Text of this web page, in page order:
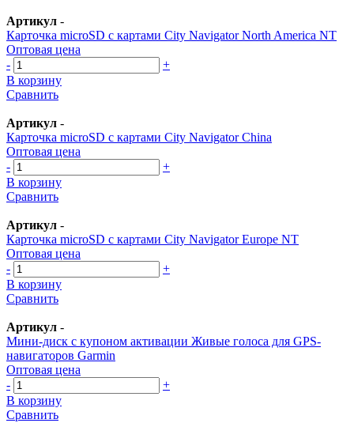
Артикул -
Карточка microSD с картами City Navigator North America NT
Оптовая цена
-
+
В корзину
Сравнить
Артикул -
Карточка microSD с картами City Navigator China
Оптовая цена
-
+
В корзину
Сравнить
Артикул -
Карточка microSD с картами City Navigator Europe NT
Оптовая цена
-
+
В корзину
Сравнить
Артикул -
Мини-диск с купоном активации Живые голоса для GPS-
навигаторов Garmin
Оптовая цена
-
+
В корзину
Сравнить